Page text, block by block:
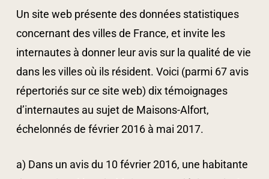
Un site web présente des données statistiques
concernant des villes de France, et invite les
internautes à donner leur avis sur la qualité de vie
dans les villes où ils résident. Voici (parmi 67 avis
répertoriés sur ce site web) dix témoignages
d’internautes au sujet de Maisons-Alfort,
échelonnés de février 2016 à mai 2017.
a) Dans un avis du 10 février 2016, une habitante